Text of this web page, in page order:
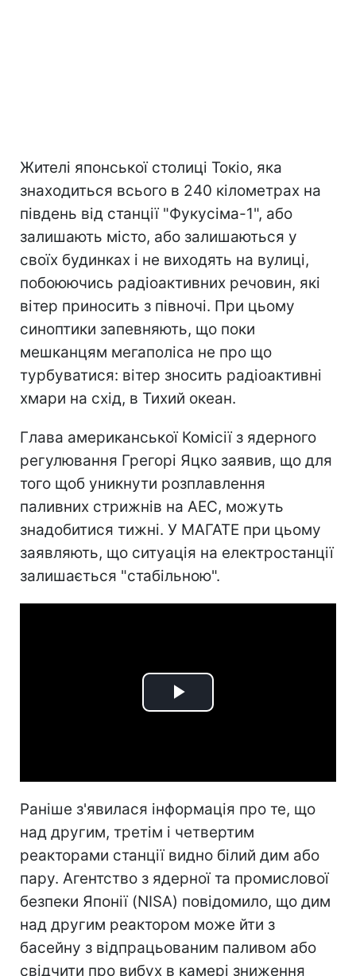
Жителі японської столиці Токіо, яка
знаходиться всього в 240 кілометрах на
південь від станції "Фукусіма-1", або
залишають місто, або залишаються у
своїх будинках і не виходять на вулиці,
побоюючись радіоактивних речовин, які
вітер приносить з півночі. При цьому
синоптики запевняють, що поки
мешканцям мегаполіса не про що
турбуватися: вітер зносить радіоактивні
хмари на схід, в Тихий океан.
Глава американської Комісії з ядерного
регулювання Грегорі Яцко заявив, що для
того щоб уникнути розплавлення
паливних стрижнів на АЕС, можуть
знадобитися тижні. У МАГАТЕ при цьому
заявляють, що ситуація на електростанції
залишається "стабільною".
Play
Раніше з'явилася інформація про те, що
над другим, третім і четвертим
реакторами станції видно білий дим або
пару. Агентство з ядерної та промислової
безпеки Японії (NISA) повідомило, що дим
над другим реактором може йти з
басейну з відпрацьованим паливом або
свідчити про вибух в камері зниження